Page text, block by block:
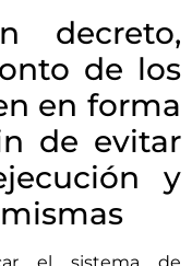
decreto,
de los
en forma
de evitar
y